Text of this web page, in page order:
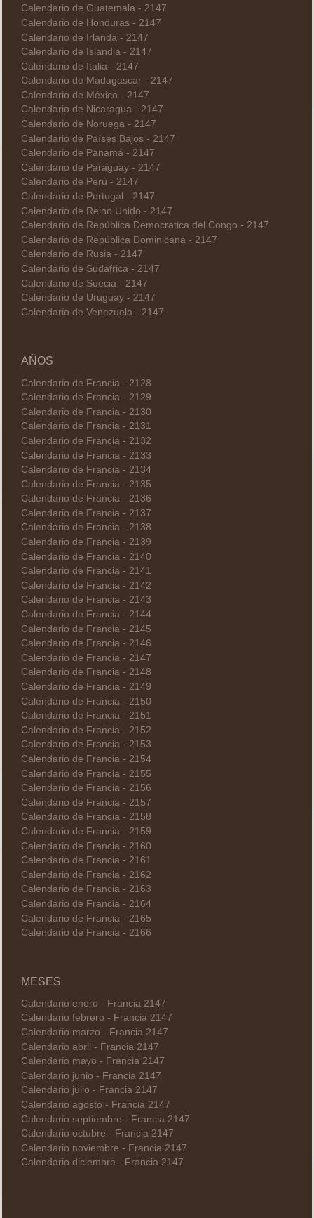
Calendario de Guatemala - 2147
Calendario de Honduras - 2147
Calendario de Irlanda - 2147
Calendario de Islandia - 2147
Calendario de Italia - 2147
Calendario de Madagascar - 2147
Calendario de México - 2147
Calendario de Nicaragua - 2147
Calendario de Noruega - 2147
Calendario de Países Bajos - 2147
Calendario de Panamá - 2147
Calendario de Paraguay - 2147
Calendario de Perú - 2147
Calendario de Portugal - 2147
Calendario de Reino Unido - 2147
Calendario de República Democratica del Congo - 2147
Calendario de República Dominicana - 2147
Calendario de Rusia - 2147
Calendario de Sudáfrica - 2147
Calendario de Suecia - 2147
Calendario de Uruguay - 2147
Calendario de Venezuela - 2147
AÑOS
Calendario de Francia - 2128
Calendario de Francia - 2129
Calendario de Francia - 2130
Calendario de Francia - 2131
Calendario de Francia - 2132
Calendario de Francia - 2133
Calendario de Francia - 2134
Calendario de Francia - 2135
Calendario de Francia - 2136
Calendario de Francia - 2137
Calendario de Francia - 2138
Calendario de Francia - 2139
Calendario de Francia - 2140
Calendario de Francia - 2141
Calendario de Francia - 2142
Calendario de Francia - 2143
Calendario de Francia - 2144
Calendario de Francia - 2145
Calendario de Francia - 2146
Calendario de Francia - 2147
Calendario de Francia - 2148
Calendario de Francia - 2149
Calendario de Francia - 2150
Calendario de Francia - 2151
Calendario de Francia - 2152
Calendario de Francia - 2153
Calendario de Francia - 2154
Calendario de Francia - 2155
Calendario de Francia - 2156
Calendario de Francia - 2157
Calendario de Francia - 2158
Calendario de Francia - 2159
Calendario de Francia - 2160
Calendario de Francia - 2161
Calendario de Francia - 2162
Calendario de Francia - 2163
Calendario de Francia - 2164
Calendario de Francia - 2165
Calendario de Francia - 2166
MESES
Calendario enero - Francia 2147
Calendario febrero - Francia 2147
Calendario marzo - Francia 2147
Calendario abril - Francia 2147
Calendario mayo - Francia 2147
Calendario junio - Francia 2147
Calendario julio - Francia 2147
Calendario agosto - Francia 2147
Calendario septiembre - Francia 2147
Calendario octubre - Francia 2147
Calendario noviembre - Francia 2147
Calendario diciembre - Francia 2147